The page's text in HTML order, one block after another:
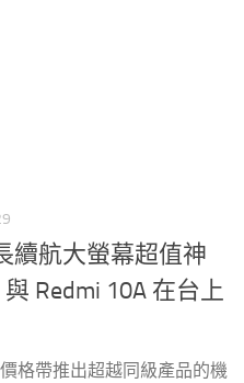
續航大螢幕超值神
Redmi 10A 在台上
格帶推出超越同級產品的機